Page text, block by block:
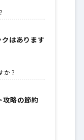
クはあります
か？
攻略の節約